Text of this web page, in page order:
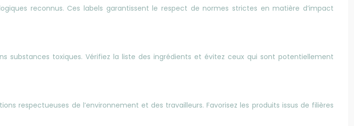
reconnus. Ces labels garantissent le respect de normes strictes en matière d’impact
substances toxiques. Vérifiez la liste des ingrédients et évitez ceux qui sont potentiellement
respectueuses de l’environnement et des travailleurs. Favorisez les produits issus de filières